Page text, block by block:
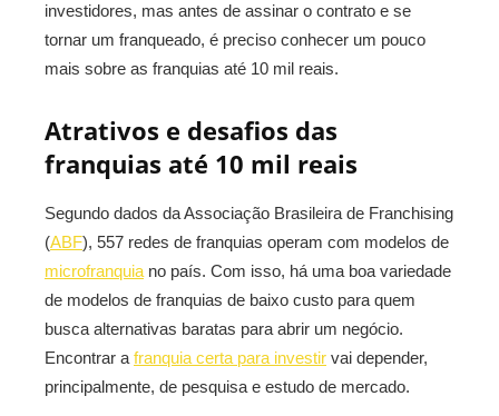
investidores, mas antes de assinar o contrato e se
tornar um franqueado, é preciso conhecer um pouco
mais sobre as franquias até 10 mil reais.
Atrativos e desafios das
franquias até 10 mil reais
Segundo dados da Associação Brasileira de Franchising
(ABF), 557 redes de franquias operam com modelos de
microfranquia no país. Com isso, há uma boa variedade
de modelos de franquias de baixo custo para quem
busca alternativas baratas para abrir um negócio.
Encontrar a franquia certa para investir vai depender,
principalmente, de pesquisa e estudo de mercado.